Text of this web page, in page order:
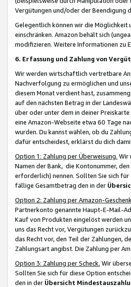
Vergütungen und/oder der Beendigung
Gelegentlich können wir die
einschränken. Amazon behält sich
modifizieren. Weitere Informationen zu
6. Erfassung und Zahlung von
Wir werden wirtschaftlich vertretbare
Nachverfolgung zu ermöglichen und
diesem Monat verdient hast,
auf den nächsten Betrag in der
über oder unter dem in deiner
eine Amazon-Webseite etwa 60 Tage
wurden. Du kannst wählen, ob du
dafür entscheidest, erklärst du dich
Option 1: Zahlung per Überweisung. Wir
Namen der Bank, die Kontonummer,
erforderlich) nennen. Sollten Sie sich
fällige Gesamtbetrag den in der
Option 2: Zahlung per Amazon-
Partnerkonto genannte Haupt-E-Mail-
Kauf von Produkten eingelöst werden
uns das Recht vor, Vergütungen
das Recht vor, den Teil der Zahlungen,
Zahlungsart angibst. Die Zahlung per
Option 3: Zahlung per Scheck. Wir
Sollten Sie sich für diese Option
den in der Übersicht